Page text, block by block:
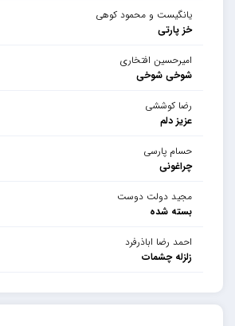
یانگیست و محمود کوهی
خز پارتی
امیرحسین افتخاری
شوخی شوخی
رضا کوششی
عزیز دلم
حسام پارسی
چراغونی
مجید دولت دوست
بسته شده
احمد رضا اباذرفرد
زلزله چشمات